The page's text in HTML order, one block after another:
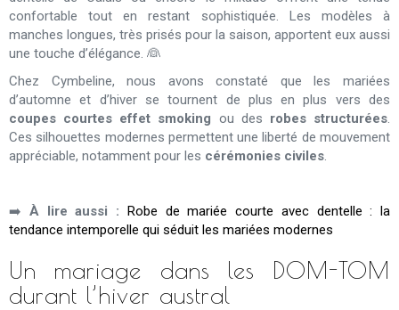
confortable tout en restant sophistiquée. Les modèles à
manches longues, très prisés pour la saison, apportent eux aussi
une touche d’élégance. 👰
Chez Cymbeline, nous avons constaté que les mariées
d’automne et d’hiver se tournent de plus en plus vers des
coupes courtes effet smoking ou des robes structurées.
Ces silhouettes modernes permettent une liberté de mouvement
appréciable, notamment pour les cérémonies civiles.
➡️ À lire aussi :
Robe de mariée courte avec dentelle : la
tendance intemporelle qui séduit les mariées modernes
Un mariage dans les DOM-TOM
durant l’hiver austral